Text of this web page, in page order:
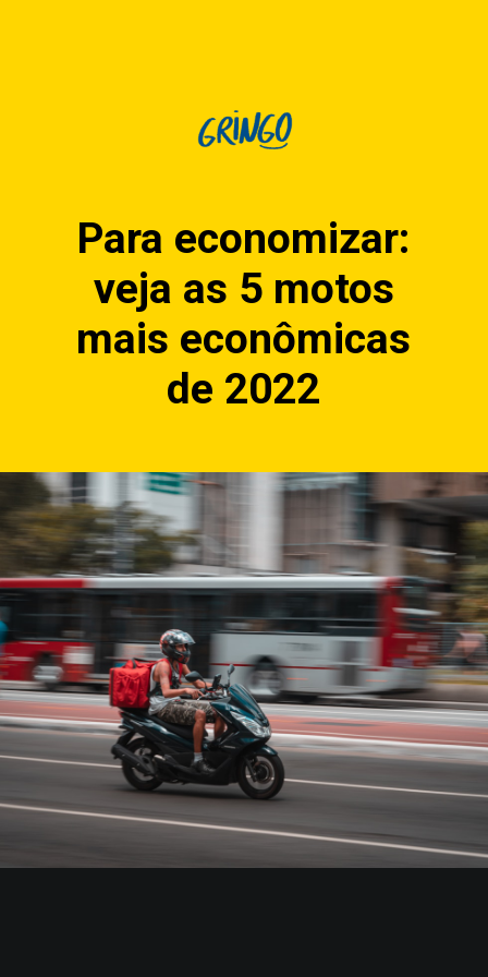
Para economizar:
veja as 5 motos
mais econômicas
de 2022